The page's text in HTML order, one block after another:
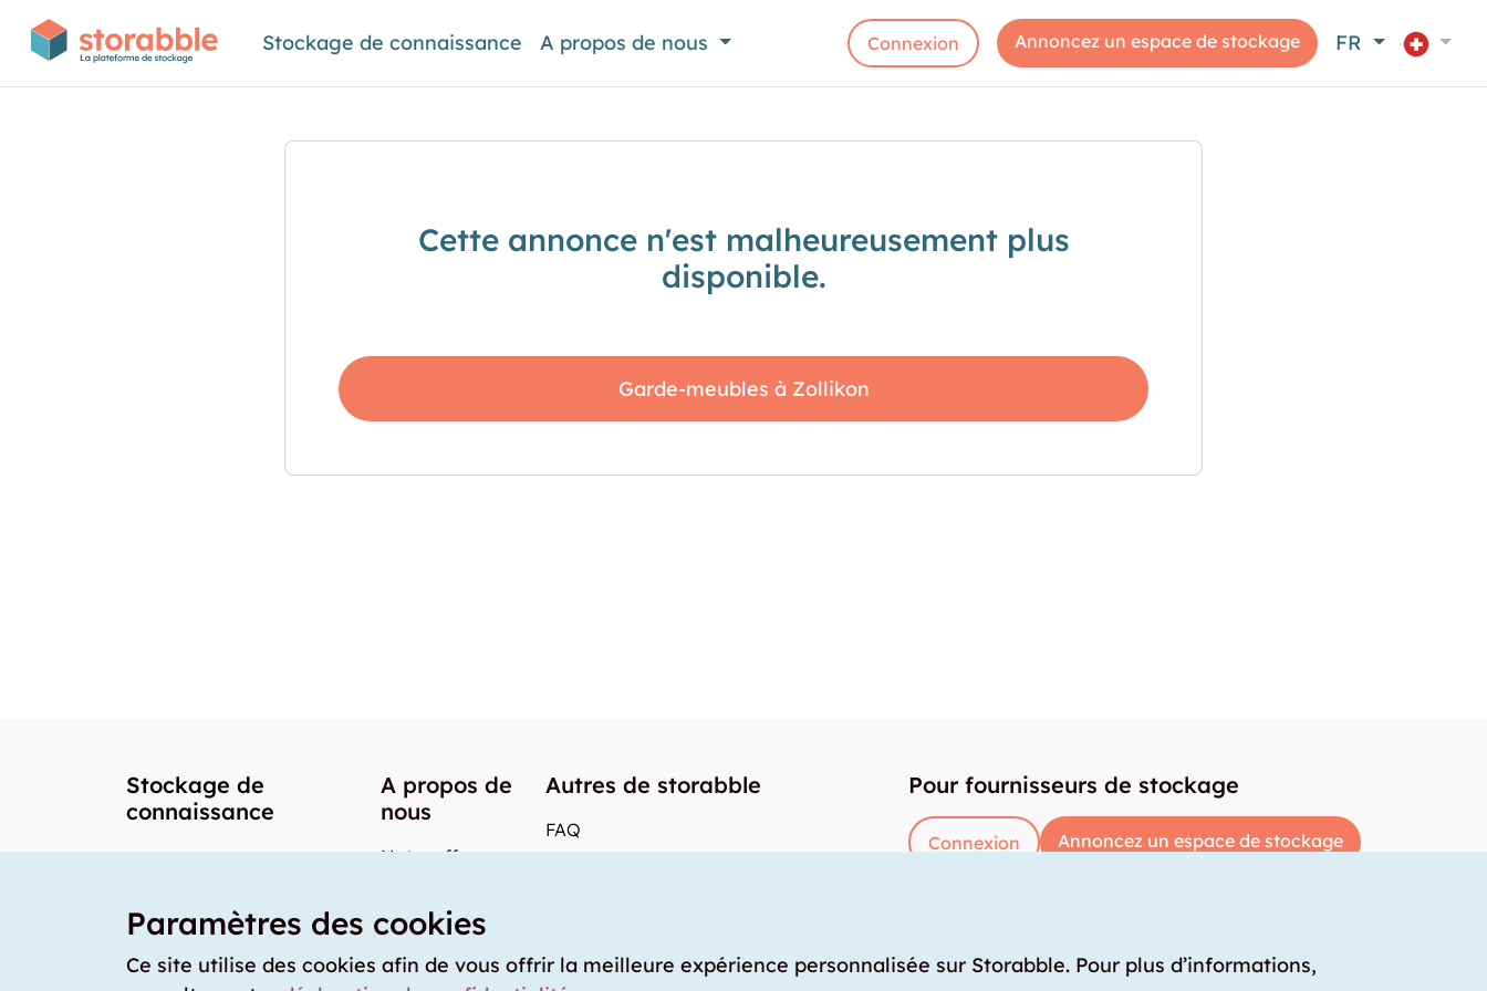
Stockage de connaissance A propos de nous Connexion Annoncez un espace de stockage FR
Cette annonce n'est malheureusement plus
disponible.
Garde-meubles à Zollikon
Stockage de
connaissance
A propos de
nous
Notre offre
Notre team
Nos prix
Autres de storabble
FAQ
Quel est le tarif moyen d'un garde-meuble?
Pour fournisseurs de stockage
Connexion Annoncez un espace de stockage
Paramètres des cookies
Ce site utilise des cookies afin de vous offrir la meilleure expérience personnalisée sur Storabble. Pour plus d’informations,